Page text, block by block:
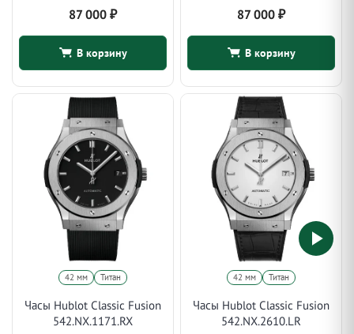
87 000 ₽
В корзину
87 000 ₽
В корзину
42 мм Титан
Часы Hublot Classic Fusion
542.NX.1171.RX
42 мм Титан
Часы Hublot Classic Fusion
542.NX.2610.LR